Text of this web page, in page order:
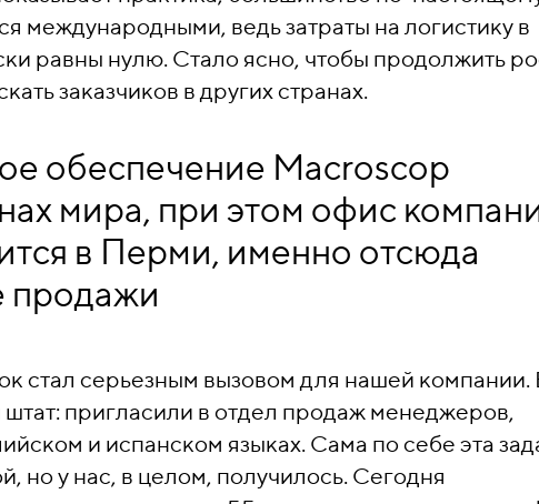
международными, ведь затраты на логистику в
равны нулю. Стало ясно, чтобы продолжить
заказчиков в других странах.
обеспечение Macroscop
мира, при этом офис
в Перми, именно отсюда
продажи
стал серьезным вызовом для нашей компании.
пригласили в отдел продаж менеджеров,
и испанском языках. Сама по себе эта
но у нас, в целом, получилось. Сегодня